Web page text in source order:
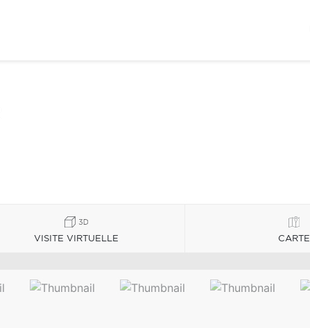
VISITE VIRTUELLE CARTE